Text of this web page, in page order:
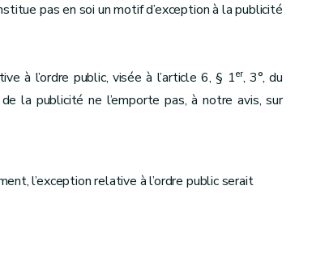
pas en soi un motif d’exception à la publicité
à l’ordre public, visée à l’article 6, § 1er, 3°, du
la publicité ne l’emporte pas, à notre avis, sur
l’exception relative à l’ordre public serait